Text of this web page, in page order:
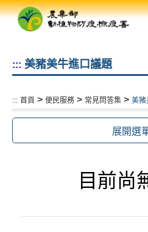
跳
::: 美豬美牛進口議題
::: 首頁 > 便民服務 > 常見問答集 > 美豬
展開選
目前尚